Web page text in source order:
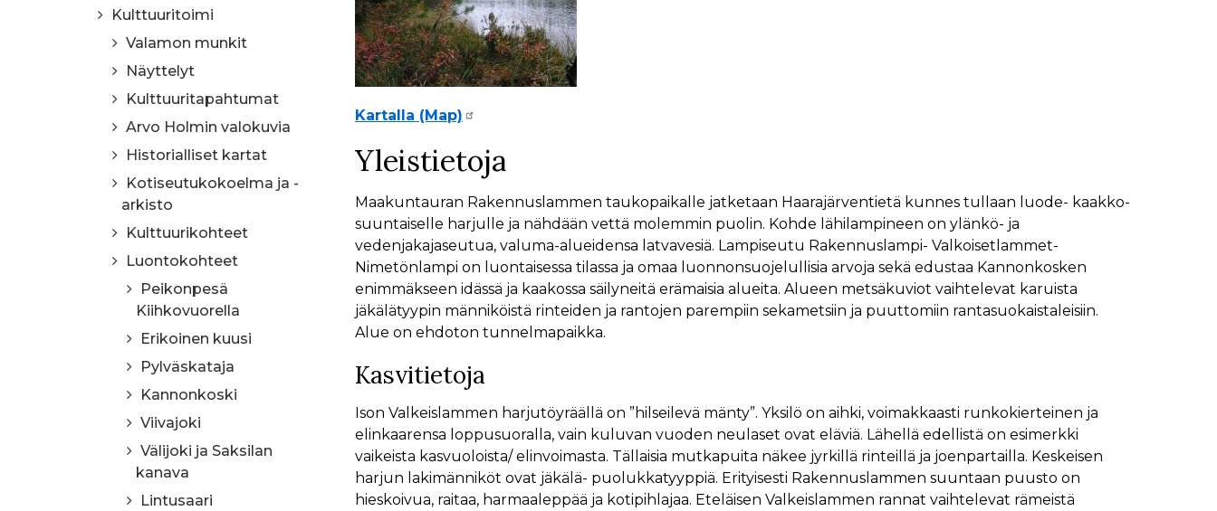
Kulttuuritoimi
Valamon munkit
Näyttelyt
Kulttuuritapahtumat
Arvo Holmin valokuvia
Historialliset kartat
Kotiseutukokoelma ja -
arkisto
Kulttuurikohteet
Luontokohteet
Peikonpesä
Kiihkovuorella
Erikoinen kuusi
Pylväskataja
Kannonkoski
Viivajoki
Välijoki ja Saksilan
kanava
Lintusaari
Kartalla (Map)
Yleistietoja
Maakuntauran Rakennuslammen taukopaikalle jatketaan Haarajärventietä kunnes tullaan luode- kaakko-
suuntaiselle harjulle ja nähdään vettä molemmin puolin. Kohde lähilampineen on ylänkö- ja
vedenjakajaseutua, valuma-alueidensa latvavesiä. Lampiseutu Rakennuslampi- Valkoisetlammet-
Nimetönlampi on luontaisessa tilassa ja omaa luonnonsuojelullisia arvoja sekä edustaa Kannonkosken
enimmäkseen idässä ja kaakossa säilyneitä erämaisia alueita. Alueen metsäkuviot vaihtelevat karuista
jäkälätyypin männiköistä rinteiden ja rantojen parempiin sekametsiin ja puuttomiin rantasuokaistaleisiin.
Alue on ehdoton tunnelmapaikka.
Kasvitietoja
Ison Valkeislammen harjutöyräällä on ”hilseilevä mänty”. Yksilö on aihki, voimakkaasti runkokierteinen ja
elinkaarensa loppusuoralla, vain kuluvan vuoden neulaset ovat eläviä. Lähellä edellistä on esimerkki
vaikeista kasvuoloista/ elinvoimasta. Tällaisia mutkapuita näkee jyrkillä rinteillä ja joenpartailla. Keskeisen
harjun lakimänniköt ovat jäkälä- puolukkatyyppiä. Erityisesti Rakennuslammen suuntaan puusto on
hieskoivua, raitaa, harmaaleppää ja kotipihlajaa. Eteläisen Valkeislammen rannat vaihtelevat rämeistä